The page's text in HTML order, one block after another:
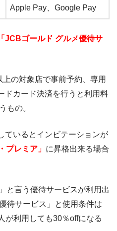
Apple Pay、Google Pay
「JCBゴールド グルメ優待サ
の対象店で事前予約、専用
ドカード決済を行うと利用料
もの。
ているとインビテーションが
プレミア」 に昇格出来る場合
と言う優待サービスが利用出
待サービス」と使用条件は
が利用しても30％offになる